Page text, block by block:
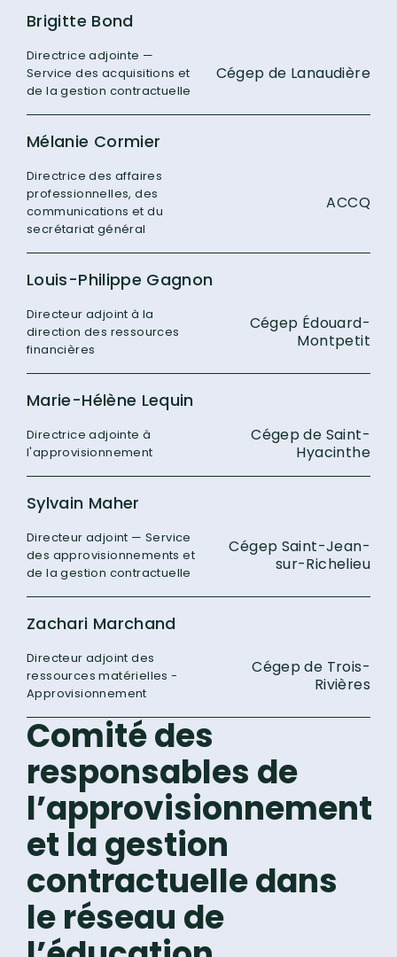
Brigitte Bond
Directrice adjointe —
Service des acquisitions et
de la gestion contractuelle
Cégep de Lanaudière
Mélanie Cormier
Directrice des affaires
professionnelles, des
communications et du
secrétariat général
ACCQ
Louis-Philippe Gagnon
Directeur adjoint à la
direction des ressources
financières
Cégep Édouard-
Montpetit
Marie-Hélène Lequin
Directrice adjointe à
l'approvisionnement
Cégep de Saint-
Hyacinthe
Sylvain Maher
Directeur adjoint — Service
des approvisionnements et
de la gestion contractuelle
Cégep Saint-Jean-
sur-Richelieu
Zachari Marchand
Directeur adjoint des
ressources matérielles -
Approvisionnement
Cégep de Trois-
Rivières
Comité des
responsables de
l’approvisionnement
et la gestion
contractuelle dans
le réseau de